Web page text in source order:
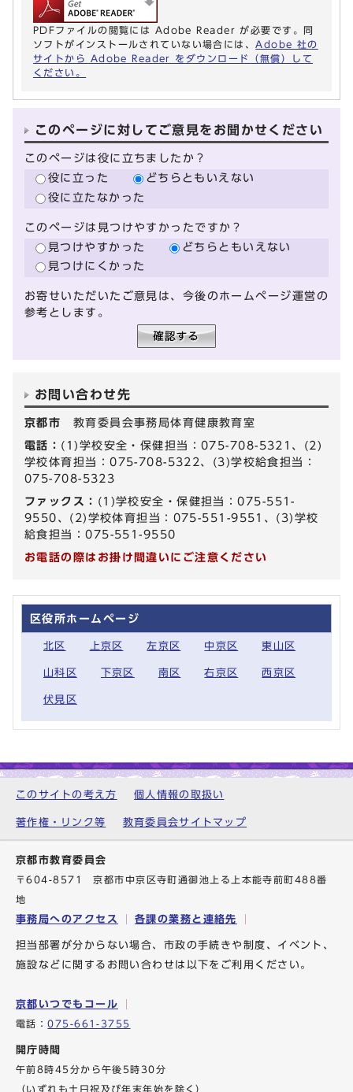
PDFファイルの閲覧には Adobe Reader が必要です。同
ソフトがインストールされていない場合には、 Adobe 社の
サイトから Adobe Reader をダウンロード（無償）して
ください。
このページに対してご意見をお聞かせください
このページは役に立ちましたか？
役に立った
どちらともいえない
役に立たなかった
このページは見つけやすかったですか？
見つけやすかった
どちらともいえない
見つけにくかった
お寄せいただいたご意見は、今後のホームページ運営の
参考とします。
お問い合わせ先
京都市 教育委員会事務局体育健康教育室
電話： (1)学校安全・保健担当：075-708-5321、(2)
学校体育担当：075-708-5322、(3)学校給食担当：
075-708-5323
ファックス： (1)学校安全・保健担当：075-551-
9550、(2)学校体育担当：075-551-9551、(3)学校
給食担当：075-551-9550
お電話の際はお掛け間違いにご注意ください
区役所ホームページ
北区 上京区 左京区 中京区 東山区
山科区 下京区 南区 右京区 西京区
伏見区
このサイトの考え方 個人情報の取扱い
著作権・リンク等 教育委員会サイトマップ
京都市教育委員会
〒604-8571 京都市中京区寺町通御池上る上本能寺前町488番
地
事務局へのアクセス 各課の業務と連絡先
担当部署が分からない場合、市政の手続きや制度、イベント、
施設などに関するお問い合わせは以下をご利用ください。
京都いつでもコール
電話：075-661-3755
開庁時間
午前8時45分から午後5時30分
（いずれも土日祝及び年末年始を除く）